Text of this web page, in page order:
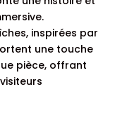
inspirées par
une touche
pièce, offrant